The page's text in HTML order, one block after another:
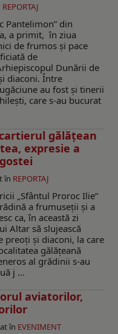
REPORTAJ
Pantelimon” din
a primit, în ziua
de frumos și pace
de
Dunării de
diaconi. Între
au fost și tinerii
care s-au bucurat
gălăţean
expresie a
în REPORTAJ
„Sfântul Proroc Ilie”
a frumuseții și a
ca, în această zi
Altar să slujească
preoți și diaconi, la care
gălățeană
al grădinii s-au
j ...
aviatorilor,
în EVENIMENT